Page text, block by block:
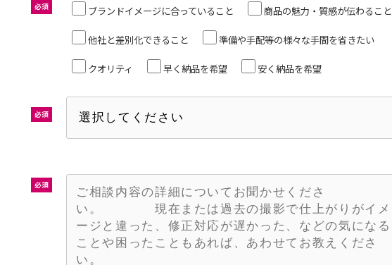
必須 ブランドイメージに合っていること 商品の魅力・質感が伝わること
他社と差別化できること 準備や手配等の様々な手間を省きたい
クオリティ 早く納品を希望 安く納品を希望
必須
必須